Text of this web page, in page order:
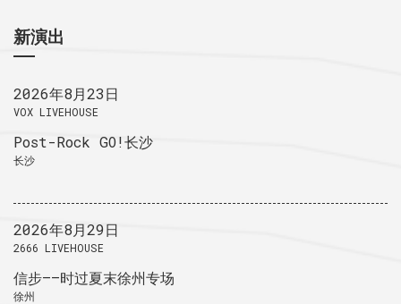
新演出
2026年8月23日
VOX LIVEHOUSE
Post-Rock GO!长沙
长沙
2026年8月29日
2666 LIVEHOUSE
信步——时过夏末徐州专场
徐州